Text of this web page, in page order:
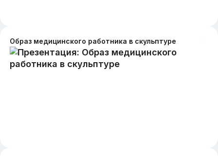
Образ медицинского работника в скульптуре